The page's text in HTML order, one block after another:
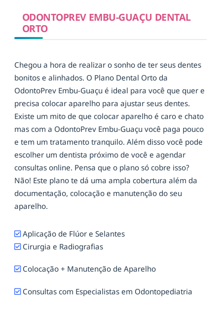
ODONTOPREV EMBU-GUAÇU DENTAL
ORTO
Chegou a hora de realizar o sonho de ter seus dentes
bonitos e alinhados. O Plano Dental Orto da
OdontoPrev Embu-Guaçu é ideal para você que quer e
precisa colocar aparelho para ajustar seus dentes.
Existe um mito de que colocar aparelho é caro e chato
mas com a OdontoPrev Embu-Guaçu você paga pouco
e tem um tratamento tranquilo. Além disso você pode
escolher um dentista próximo de você e agendar
consultas online. Pensa que o plano só cobre isso?
Não! Este plano te dá uma ampla cobertura além da
documentação, colocação e manutenção do seu
aparelho.
Aplicação de Flúor e Selantes
Cirurgia e Radiografias
Colocação + Manutenção de Aparelho
Consultas com Especialistas em Odontopediatria